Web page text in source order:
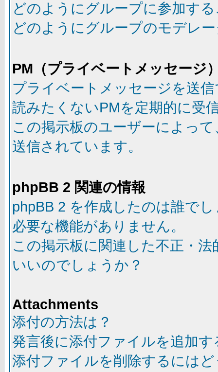
どのようにグループに参加す
どのようにグループのモデレ
PM（プライベートメッセージ
プライベートメッセージを送
読みたくないPMを定期的に受
この掲示板のユーザーによっ
送信されています。
phpBB 2 関連の情報
phpBB 2 を作成したのは誰で
必要な機能がありません。
この掲示板に関連した不正・
いいのでしょうか？
Attachments
添付の方法は？
発言後に添付ファイルを追加
添付ファイルを削除するには